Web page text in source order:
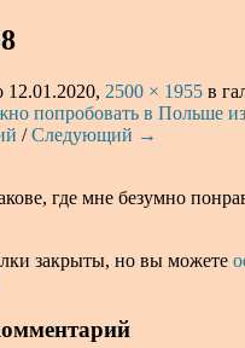
12.01.2020, 2500 × 1955 в
попробовать в Польше
/Следующий →
где мне безумно
закрыты, но вы можете